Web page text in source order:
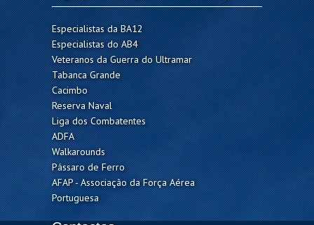
Especialistas da BA12
Especialistas do AB4
Veteranos da Guerra do Ultramar
Tabanca Grande
Cacimbo
Reserva Naval
Liga dos Combatentes
ADFA
Walkarounds
Pássaro de Ferro
AFAP - Associação da Força Aérea
Portuguesa